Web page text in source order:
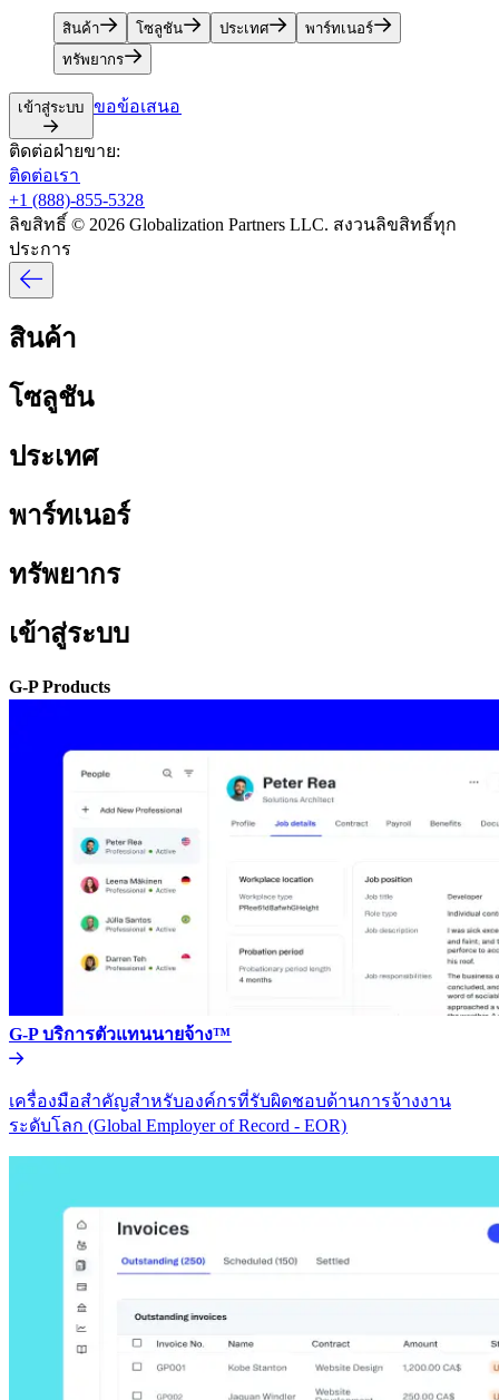
สินค้า​​ โซลูชัน​​ ประเทศ​​
พาร์ทเนอร์​​
ทรัพยากร​​
เข้าสู่ระบบ​​ ขอข้อเสนอ​​
ติดต่อฝ่ายขาย:​​
ติดต่อเรา​​
+1 (888)-855-5328​​
ลิขสิทธิ์ © 2026 Globalization Partners LLC. สงวนลิขสิทธิ์ทุก
ประการ​​
สินค้า​​
โซลูชัน​​
ประเทศ​​
พาร์ทเนอร์​​
ทรัพยากร​​
เข้าสู่ระบบ​​
G-P Products​​
G-P บริการตัวแทนนายจ้าง™​​
เครื่องมือสำคัญสำหรับองค์กรที่รับผิดชอบด้านการจ้างงาน
ระดับโลก (Global Employer of Record - EOR)​​